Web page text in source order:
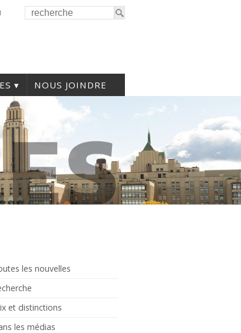
NOUS JOINDRE
les nouvelles
et distinctions
les médias